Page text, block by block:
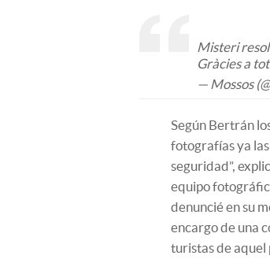
Misteri
Gràcies a
— Mossos
Según Bertrán
fotografías ya
seguridad”,
equipo
denuncié en su
encargo de una
turistas de aquel